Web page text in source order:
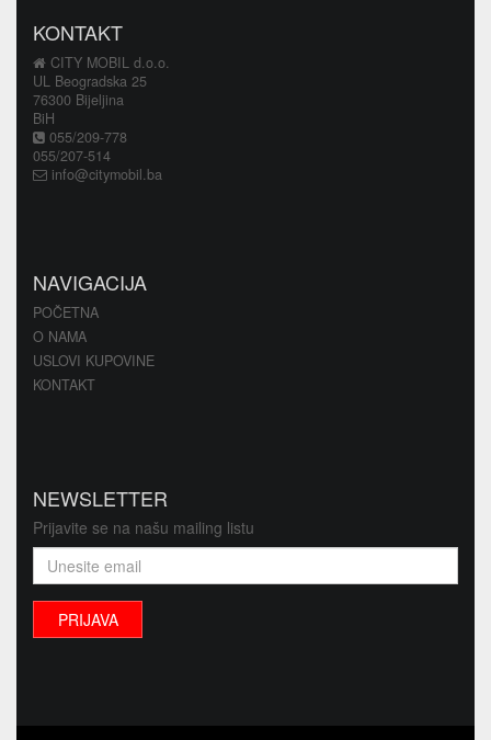
KONTAKT
CITY MOBIL d.o.o.
UL Beogradska 25
76300 Bijeljina
BiH
055/209-778
055/207-514
info@citymobil.ba
NAVIGACIJA
POČETNA
O NAMA
USLOVI KUPOVINE
KONTAKT
NEWSLETTER
Prijavite se na našu mailing listu
PRIJAVA